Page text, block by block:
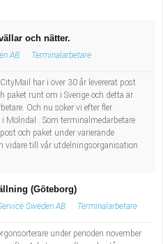
och nätter.
AB Terminalarbetare
har i över 30 år levererat post
paket runt om i Sverige och detta är
Och nu söker vi efter fler
Mölndal . Som terminalmedarbetare
och paket under varierande
vidare till vår utdelningsorganisation
(Göteborg)
Sweden AB Terminalarbetare
under perioden november